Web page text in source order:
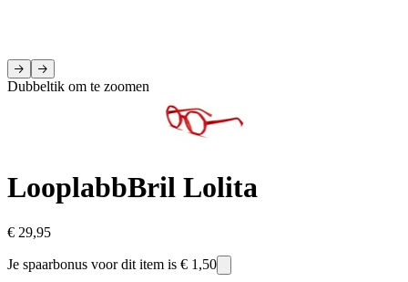
Dubbeltik om te zoomen
LooplabbBril Lolita
€ 29,95
Je spaarbonus voor dit item is € 1,50